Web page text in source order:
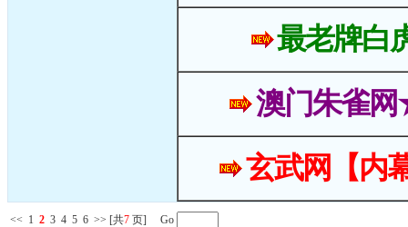
最老牌白
澳门朱雀
玄武网【内
<< 1 2 3 4 5 6 >> [共7 页] Go